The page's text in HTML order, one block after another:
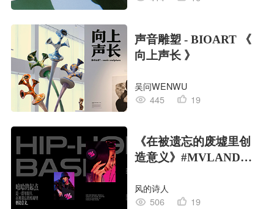
声音雕塑 - BIOART 《
向上声长 》
吴问WENWU
445
19
《在被遗忘的废墟里创
造意义》#MVLAND嘻
风的诗人
506
19